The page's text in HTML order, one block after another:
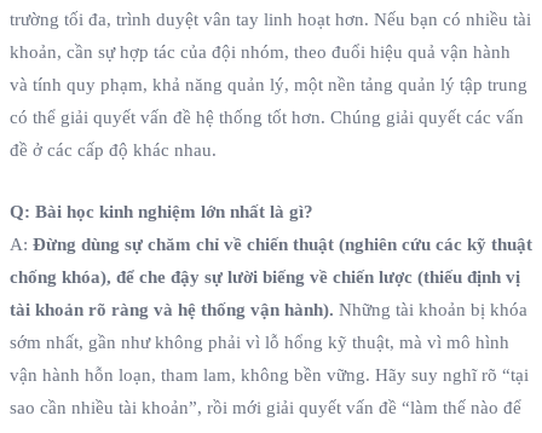
trường tối đa, trình duyệt vân tay linh hoạt hơn. Nếu bạn có nhiều tài
khoản, cần sự hợp tác của đội nhóm, theo đuổi hiệu quả vận hành
và tính quy phạm, khả năng quản lý, một nền tảng quản lý tập trung
có thể giải quyết vấn đề hệ thống tốt hơn. Chúng giải quyết các vấn
đề ở các cấp độ khác nhau.
Q: Bài học kinh nghiệm lớn nhất là gì?
A: Đừng dùng sự chăm chỉ về chiến thuật (nghiên cứu các kỹ thuật
chống khóa), để che đậy sự lười biếng về chiến lược (thiếu định vị
tài khoản rõ ràng và hệ thống vận hành). Những tài khoản bị khóa
sớm nhất, gần như không phải vì lỗ hổng kỹ thuật, mà vì mô hình
vận hành hỗn loạn, tham lam, không bền vững. Hãy suy nghĩ rõ “tại
sao cần nhiều tài khoản”, rồi mới giải quyết vấn đề “làm thế nào để